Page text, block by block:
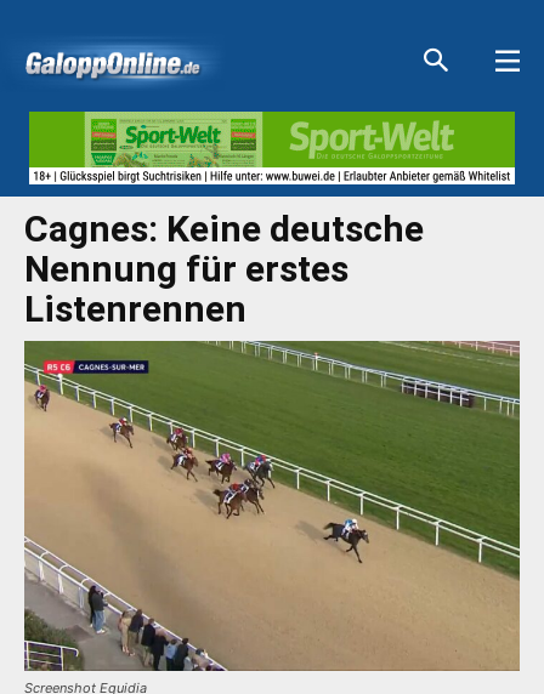
Cagnes: Keine deutsche
Nennung für erstes
Listenrennen
Screenshot Equidia